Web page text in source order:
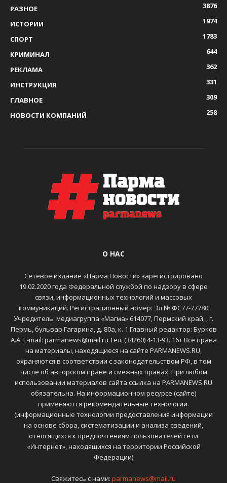
РАЗНОЕ
3876
ИСТОРИИ
1974
СПОРТ
1783
КРИМИНАЛ
644
РЕКЛАМА
362
ИНСТРУКЦИЯ
331
ГЛАВНОЕ
309
НОВОСТИ КОМПАНИЙ
258
О НАС
Сетевое издание «Парма Новости» зарегистрировано
19.02.2020 года Федеральной службой по надзору в сфере
связи, информационных технологий и массовых
коммуникаций. Регистрационный номер: Эл № ФС77-77780
Учредитель: медиагруппа «Магма» 614077, Пермский край, , г.
Пермь, бульвар Гагарина, д. 80а, к. 1 Главный редактор: Бурков
А.А. E-mail: parmanews@mail.ru Тел. (34260) 4-13-93. 16+ Все права
на материалы, находящиеся на сайте PARMANEWS.RU,
охраняются в соответствии с законодательством РФ, в том
числе об авторском праве и смежных правах. При любом
использовании материалов сайта ссылка на PARMANEWS.RU
обязательна. На информационном ресурсе (сайте)
применяются рекомендательные технологии.
(информационные технологии предоставления информации
на основе сбора, систематизации и анализа сведений,
относящихся к предпочтениям пользователей сети
«Интернет», находящихся на территории Российской
Федерации)
Свяжитесь с нами: parmanews@mail.ru